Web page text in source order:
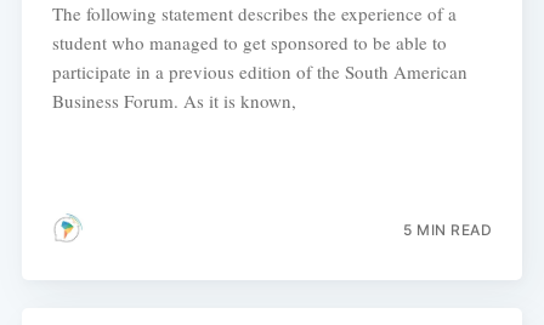
The following statement describes the experience of a
student who managed to get sponsored to be able to
participate in a previous edition of the South American
Business Forum. As it is known,
5 MIN READ